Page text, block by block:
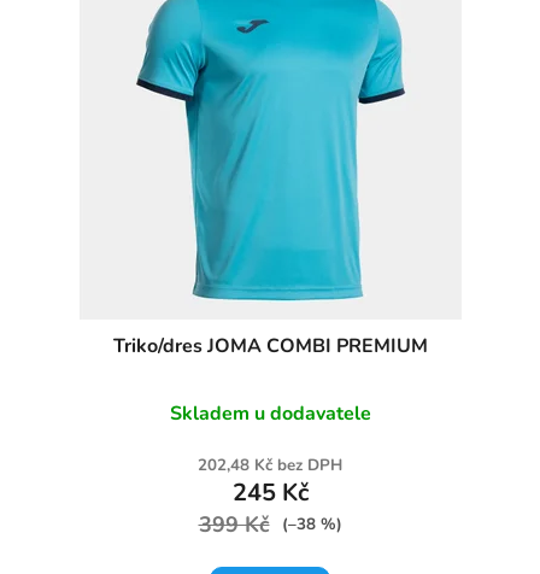
Triko/dres JOMA COMBI PREMIUM
Skladem u dodavatele
202,48 Kč bez DPH
245 Kč
399 Kč (–38 %)